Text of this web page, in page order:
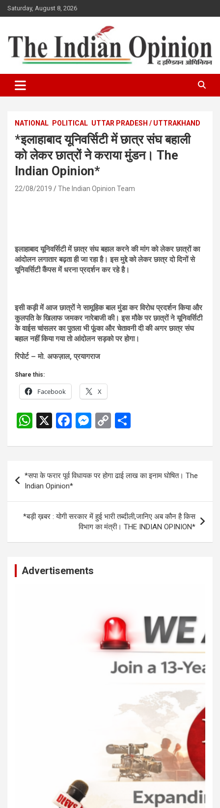
Skip
to
Saturday, August 8, 2026
Indian Opinion News
NATIONAL POLITICAL UTTAR PRADESH / UTTRAKHAND
*इलाहाबाद यूनिवर्सिटी में छात्र संघ बहाली
को लेकर छात्रों ने कराया मुंडन। The
Indian Opinion*
22/08/2019 The Indian Opinion Team
इलाहाबाद यूनिवर्सिटी में छात्र संघ बहाल करने की मांग को लेकर छात्रों का
आंदोलन लगातार बढ़ता ही जा रहा है। इस मुद्दे को लेकर छात्र दो दिनों से
यूनिवर्सिटी कैंपस में धरना प्रदर्शन कर रहे है।
इसी कड़ी में आज छात्रों ने सामूहिक बाल मुंडा कर विरोध प्रदर्शन किया और
कुलपति के खिलाफ जमकर नारेबाजी की। इस मौके पर छात्रों ने यूनिवर्सिटी
के वाईस चांसलर का पुतला भी फूंका और चेतावनी दी की अगर छात्र संघ
बहाल नहीं किया गया तो आंदोलन सड़को पर होगा।
रिपोर्ट – मो. अफज़ाल, प्रयागराज
Share this:
Facebook X
W
at
A
p
p
X
F
ce
b
o
o
k
M
se
g
er
C
py
Li
n
k
ar
navigation
*सपा के फरार पूर्व विधायक पर होगा ढाई लाख का इनाम घोषित। The
Indian Opinion*
*बड़ी ख़बर : योगी सरकार में हुई भारी तब्दीली,जानिए अब कौन है किस
विभाग का मंत्री। THE INDIAN OPINION*
Advertisements